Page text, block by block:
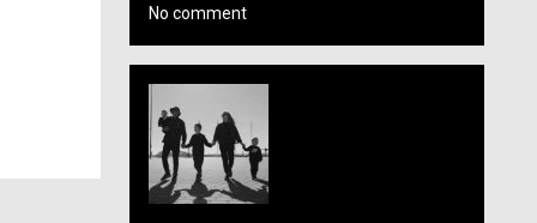
No comment